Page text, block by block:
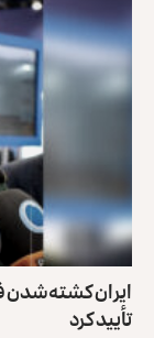
ایران کشته‌شدن
تأیید کرد